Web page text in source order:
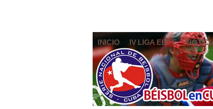
INICIO IV LIGA ELITE